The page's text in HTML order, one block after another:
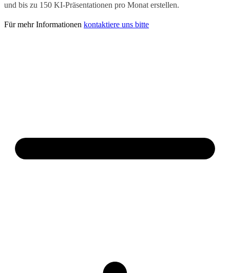
und bis zu 150 KI-Präsentationen pro Monat erstellen.
Für mehr Informationen kontaktiere uns bitte